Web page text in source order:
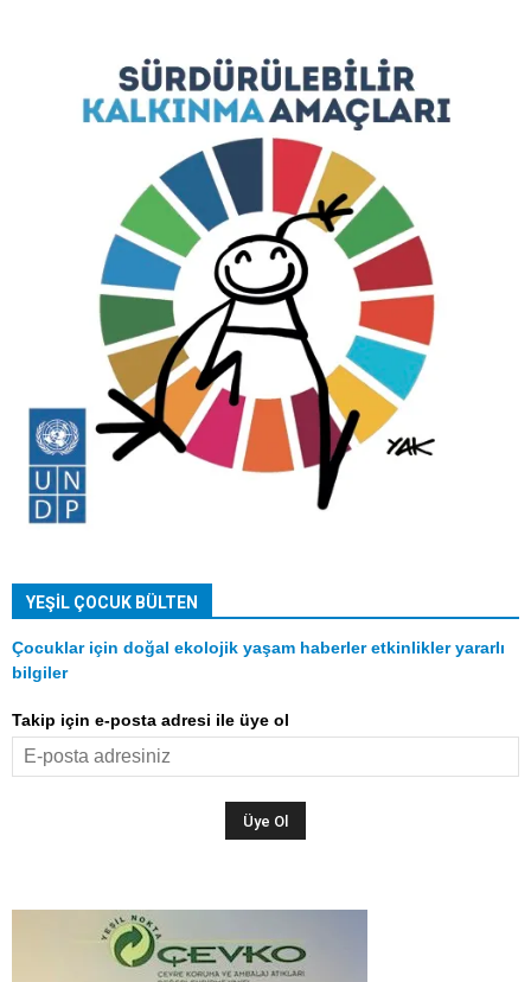
YEŞIL ÇOCUK BÜLTEN
Çocuklar için doğal ekolojik yaşam haberler etkinlikler yararlı
bilgiler
Takip için e-posta adresi ile üye ol